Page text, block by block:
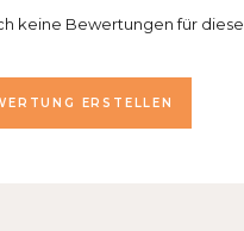
keine Bewertungen für
ERSTELLEN